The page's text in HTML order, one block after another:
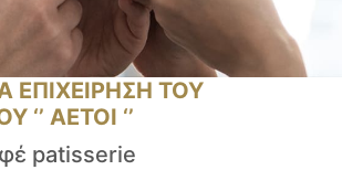
ΕΠΙΧΕΙΡΗΣΗ ΤΟΥ
‘’ ΑΕΤΟΙ ‘’
patisserie